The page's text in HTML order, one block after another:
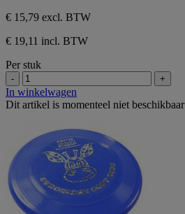
€ 15,79 excl. BTW
€ 19,11 incl. BTW
Per stuk
- +
In winkelwagen
Dit artikel is momenteel niet beschikbaar